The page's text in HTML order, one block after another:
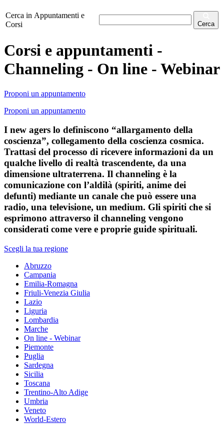
Cerca in Appuntamenti e
Corsi
Cerca
Corsi e appuntamenti -
Channeling - On line - Webinar
Proponi un appuntamento
Proponi un appuntamento
I new agers lo definiscono “allargamento della
coscienza”, collegamento della coscienza cosmica.
Trattasi del processo di ricevere informazioni da un
qualche livello di realtà trascendente, da una
dimensione ultraterrena. Il channeling è la
comunicazione con l’aldilà (spiriti, anime dei
defunti) mediante un canale che può essere una
radio, una televisione, un medium. Gli spiriti che si
esprimono attraverso il channeling vengono
considerati come vere e proprie guide spirituali.
Scegli la tua regione
Abruzzo
Campania
Emilia-Romagna
Friuli-Venezia Giulia
Lazio
Liguria
Lombardia
Marche
On line - Webinar
Piemonte
Puglia
Sardegna
Sicilia
Toscana
Trentino-Alto Adige
Umbria
Veneto
World-Estero